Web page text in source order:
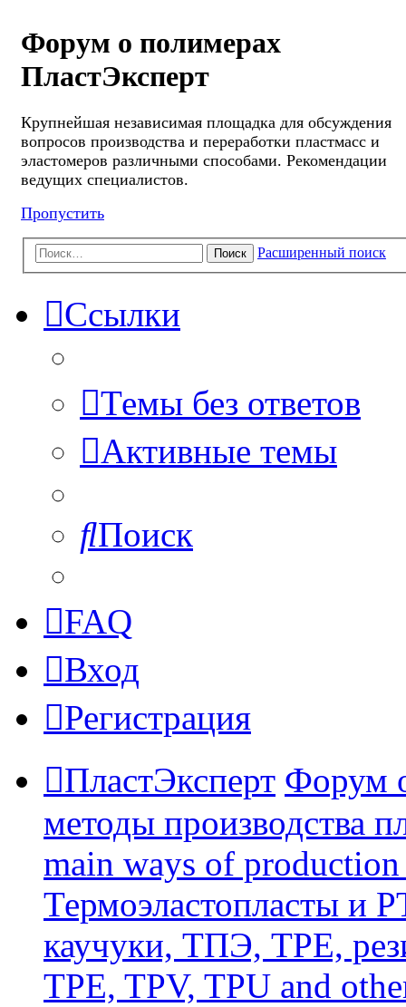
Форум о полимерах
ПластЭксперт
Крупнейшая независимая площадка для обсуждения
вопросов производства и переработки пластмасс и
эластомеров различными способами. Рекомендации
ведущих специалистов.
Пропустить
Поиск Расширенный поиск
Ссылки
Темы без ответов
Активные темы
Поиск
FAQ
Вход
Регистрация
ПластЭксперт Форум
методы производства
main ways of
Термоэластопласты и
каучуки, ТПЭ, TPE,
TPE, TPV, TPU and